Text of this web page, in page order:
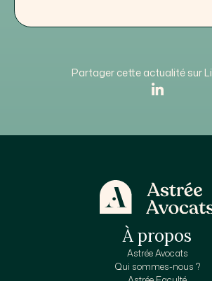
Partager cette actualité sur
À propos
Astrée Avocats
Qui sommes-nous ?